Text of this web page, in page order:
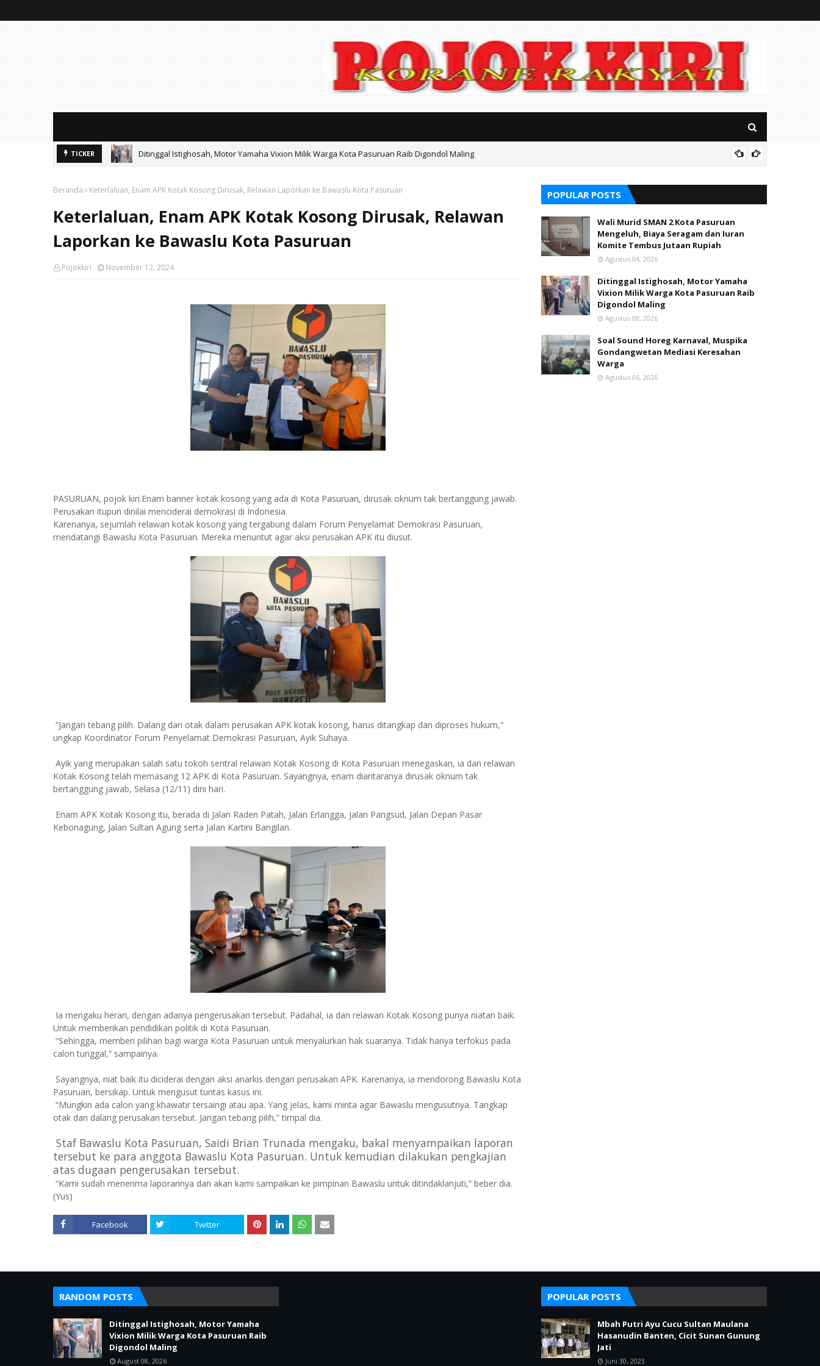
TICKER
Ditinggal Istighosah, Motor Yamaha Vixion Milik Warga Kota Pasuruan Raib Digondol Maling
Ayik Suhaya Peringatkan MA: Putusan Kasasi Harus Berdasarkan Fakta, Jangan Sampai Timbul Dugaan Kongkalikong
Beranda Keterlaluan, Enam APK Kotak Kosong Dirusak, Relawan Laporkan ke Bawaslu Kota Pasuruan
Keterlaluan, Enam APK Kotak Kosong Dirusak, Relawan
Laporkan ke Bawaslu Kota Pasuruan
Pojokkiri November 12, 2024
PASURUAN, pojok kiri.Enam banner kotak kosong yang ada di Kota Pasuruan, dirusak oknum tak bertanggung jawab.
Perusakan itupun dinilai menciderai demokrasi di Indonesia.
Karenanya, sejumlah relawan kotak kosong yang tergabung dalam Forum Penyelamat Demokrasi Pasuruan,
mendatangi Bawaslu Kota Pasuruan. Mereka menuntut agar aksi perusakan APK itu diusut.
“Jangan tebang pilih. Dalang dan otak dalam perusakan APK kotak kosong, harus ditangkap dan diproses hukum,”
ungkap Koordinator Forum Penyelamat Demokrasi Pasuruan, Ayik Suhaya.
Ayik yang merupakan salah satu tokoh sentral relawan Kotak Kosong di Kota Pasuruan menegaskan, ia dan relawan
Kotak Kosong telah memasang 12 APK di Kota Pasuruan. Sayangnya, enam diantaranya dirusak oknum tak
bertanggung jawab, Selasa (12/11) dini hari.
Enam APK Kotak Kosong itu, berada di Jalan Raden Patah, Jalan Erlangga, Jalan Pangsud, Jalan Depan Pasar
Kebonagung, Jalan Sultan Agung serta Jalan Kartini Bangilan.
Ia mengaku heran, dengan adanya pengerusakan tersebut. Padahal, ia dan relawan Kotak Kosong punya niatan baik.
Untuk memberikan pendidikan politik di Kota Pasuruan.
“Sehingga, memberi pilihan bagi warga Kota Pasuruan untuk menyalurkan hak suaranya. Tidak hanya terfokus pada
calon tunggal,” sampainya.
Sayangnya, niat baik itu diciderai dengan aksi anarkis dengan perusakan APK. Karenanya, ia mendorong Bawaslu Kota
Pasuruan, bersikap. Untuk mengusut tuntas kasus ini.
“Mungkin ada calon yang khawatir tersaingi atau apa. Yang jelas, kami minta agar Bawaslu mengusutnya. Tangkap
otak dan dalang perusakan tersebut. Jangan tebang pilih,” timpal dia.
Staf Bawaslu Kota Pasuruan, Saidi Brian Trunada mengaku, bakal menyampaikan laporan
tersebut ke para anggota Bawaslu Kota Pasuruan. Untuk kemudian dilakukan pengkajian
atas dugaan pengerusakan tersebut.
“Kami sudah menerima laporannya dan akan kami sampaikan ke pimpinan Bawaslu untuk ditindaklanjuti,” beber dia.
(Yus)
Facebook Twitter
POPULAR POSTS
Wali Murid SMAN 2 Kota Pasuruan
Mengeluh, Biaya Seragam dan Iuran
Komite Tembus Jutaan Rupiah
Agustus 04, 2026
Ditinggal Istighosah, Motor Yamaha
Vixion Milik Warga Kota Pasuruan Raib
Digondol Maling
Agustus 08, 2026
Soal Sound Horeg Karnaval, Muspika
Gondangwetan Mediasi Keresahan
Warga
Agustus 06, 2026
RANDOM POSTS
Ditinggal Istighosah, Motor Yamaha
Vixion Milik Warga Kota Pasuruan Raib
Digondol Maling
August 08, 2026
POPULAR POSTS
Mbah Putri Ayu Cucu Sultan Maulana
Hasanudin Banten, Cicit Sunan Gunung
Jati
Juni 30, 2023